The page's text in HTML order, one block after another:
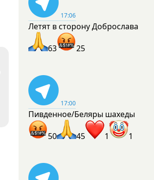
17:06
Летят в сторону Доброслава
63 25
17:00
Пивденное/Беляры шахеды
50 45 1 1